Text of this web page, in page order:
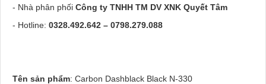
- Nhà phân phối Công ty TNHH TM DV XNK Quyết Tâm
- Hotline: 0328.492.642 – 0798.279.088
Tên sản phẩm: Carbon Dashblack Black N-330